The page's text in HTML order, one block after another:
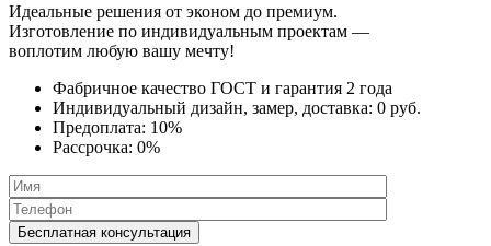
Идеальные решения от эконом до премиум.
Изготовление по индивидуальным проектам —
воплотим любую вашу мечту!
Фабричное качество ГОСТ и гарантия 2 года
Индивидуальный дизайн, замер, доставка: 0 руб.
Предоплата: 10%
Рассрочка: 0%